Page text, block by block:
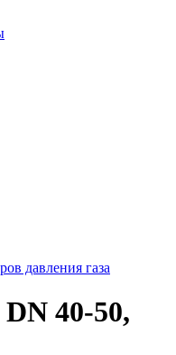
давления газа
40-50,